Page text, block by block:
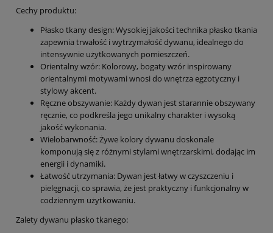
Cechy produktu:
Płasko tkany design: Wysokiej jakości technika płasko tkania
zapewnia trwałość i wytrzymałość dywanu, idealnego do
intensywnie użytkowanych pomieszczeń.
Orientalny wzór: Kolorowy, bogaty wzór inspirowany
orientalnymi motywami wnosi do wnętrza egzotyczny i
stylowy akcent.
Ręczne obszywanie: Każdy dywan jest starannie obszywany
ręcznie, co podkreśla jego unikalny charakter i wysoką
jakość wykonania.
Wielobarwność: Żywe kolory dywanu doskonale
komponują się z różnymi stylami wnętrzarskimi, dodając im
energii i dynamiki.
Łatwość utrzymania: Dywan jest łatwy w czyszczeniu i
pielęgnacji, co sprawia, że jest praktyczny i funkcjonalny w
codziennym użytkowaniu.
Zalety dywanu płasko tkanego: